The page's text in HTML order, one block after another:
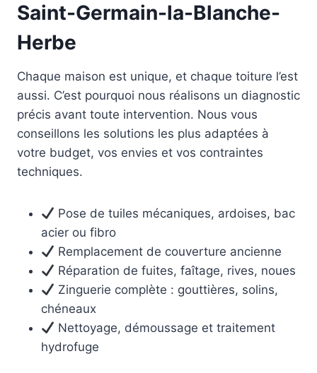
Saint-Germain-la-Blanche-
Herbe
Chaque maison est unique, et chaque toiture l’est
aussi. C’est pourquoi nous réalisons un diagnostic
précis avant toute intervention. Nous vous
conseillons les solutions les plus adaptées à
votre budget, vos envies et vos contraintes
techniques.
Pose de tuiles mécaniques, ardoises, bac
acier ou fibro
Remplacement de couverture ancienne
Réparation de fuites, faîtage, rives, noues
Zinguerie complète : gouttières, solins,
chéneaux
Nettoyage, démoussage et traitement
hydrofuge